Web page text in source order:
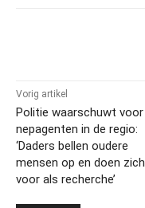
Vorig artikel
Politie waarschuwt voor
nepagenten in de regio:
‘Daders bellen oudere
mensen op en doen zich
voor als recherche’